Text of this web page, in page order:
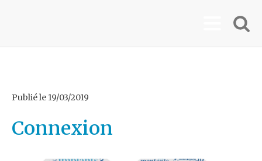
Publié le 19/03/2019
Connexion